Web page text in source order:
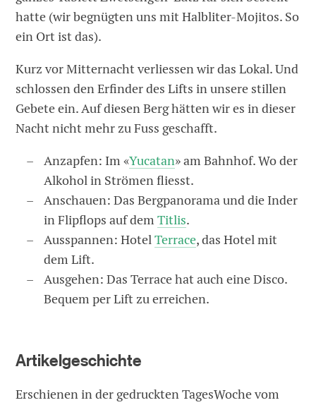
hatte (wir begnügten uns mit Halbliter-Mojitos. So
ein Ort ist das).
Kurz vor Mitternacht verliessen wir das Lokal. Und
schlossen den Erfinder des Lifts in unsere stillen
Gebete ein. Auf diesen Berg hätten wir es in dieser
Nacht nicht mehr zu Fuss geschafft.
Anzapfen: Im «Yucatan» am Bahnhof. Wo der
Alkohol in Strömen fliesst.
Anschauen: Das Bergpanorama und die Inder
in Flipflops auf demTitlis.
Ausspannen: HotelTerrace, das Hotel mit
dem Lift.
Ausgehen: Das Terrace hat auch eine Disco.
Bequem per Lift zu erreichen.
Artikelgeschichte
Erschienen in der gedruckten TagesWoche vom